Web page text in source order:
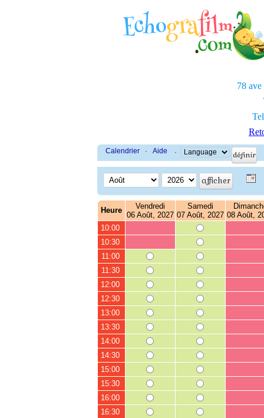
78 ave
Calendrier · Aide ·
Heure
Vendredi
06 Août, 2027
Samedi
07 Août, 2027 08 Août,
10:00
10:30
11:00
11:30
12:00
12:30
13:00
13:30
14:00
14:30
15:00
15:30
16:00
16:30